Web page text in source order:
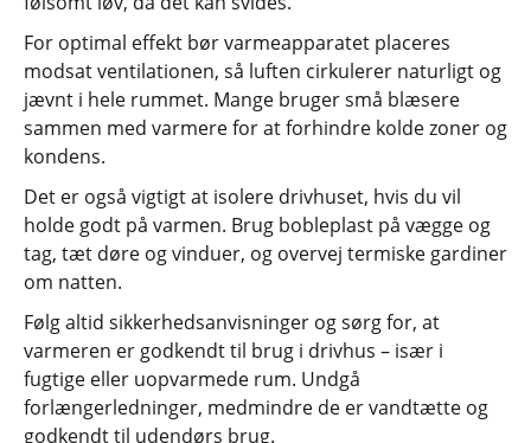
For optimal effekt bør varmeapparatet placeres
modsat ventilationen, så luften cirkulerer naturligt og
jævnt i hele rummet. Mange bruger små blæsere
sammen med varmere for at forhindre kolde zoner og
kondens.
Det er også vigtigt at isolere drivhuset, hvis du vil
holde godt på varmen. Brug bobleplast på vægge og
tag, tæt døre og vinduer, og overvej termiske gardiner
om natten.
Følg altid sikkerhedsanvisninger og sørg for, at
varmeren er godkendt til brug i drivhus – især i
fugtige eller uopvarmede rum. Undgå
forlængerledninger, medmindre de er vandtætte og
godkendt til udendørs brug.